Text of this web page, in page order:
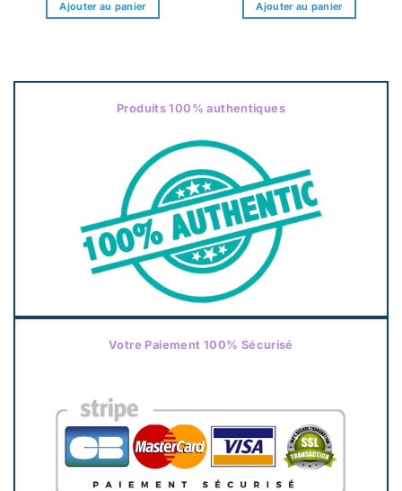
était :est :
Ajouter au panier
était :est :
Ajouter au panier
Produits 100% authentiques
Votre Paiement 100% Sécurisé